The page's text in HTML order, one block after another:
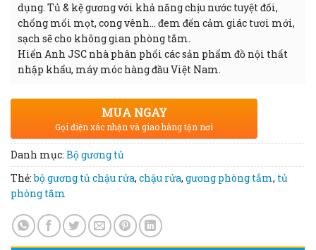
dụng. Tủ & kệ gương với khả năng chịu nước tuyệt đối,
chống mối mọt, cong vênh… đem đến cảm giác tươi mới,
sạch sẽ cho không gian phòng tắm.
Hiển Anh JSC nhà phân phối các sản phẩm đồ nội thất
nhập khẩu, máy móc hàng đầu Việt Nam.
MUA NGAY
Gọi điện xác nhận và giao hàng tận nơi
Danh mục: Bộ gương tủ
Thẻ:bộ gương tủ chậu rửa, chậu rửa, gương phòng tắm, tủ
phòng tắm